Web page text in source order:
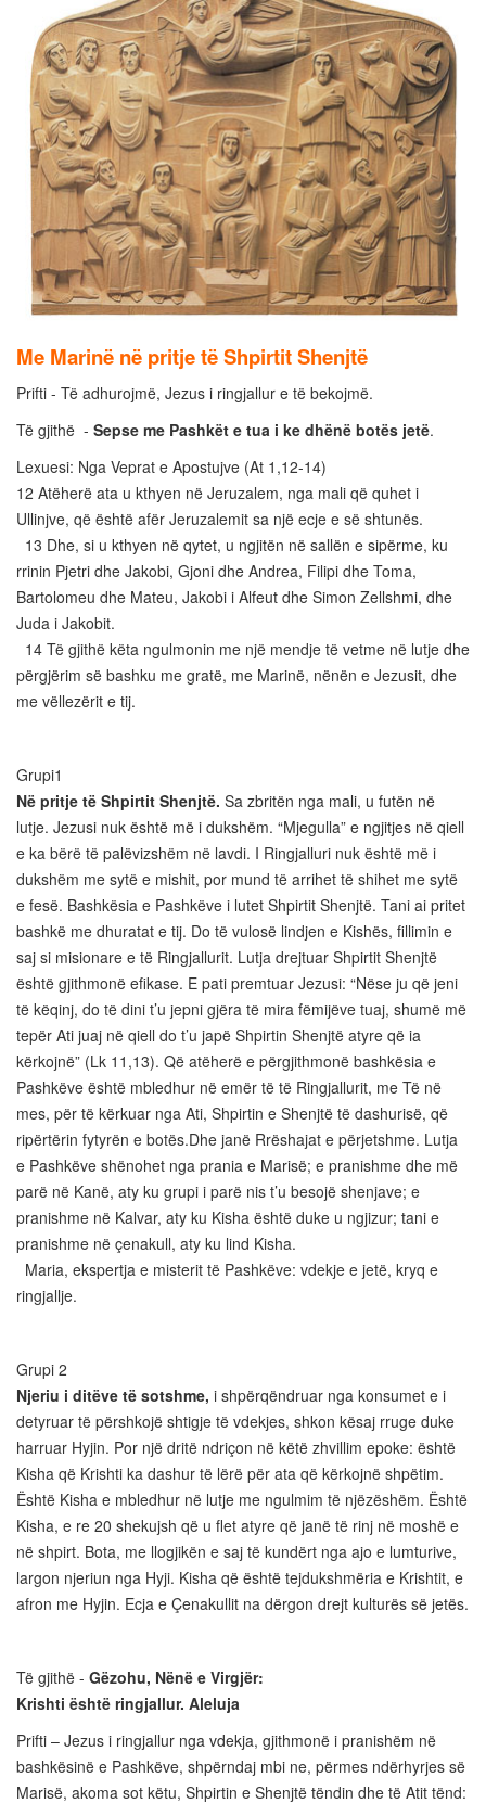
Me Marinë në pritje të Shpirtit Shenjtë
Prifti - Të adhurojmë, Jezus i ringjallur e të bekojmë.
Të gjithë - Sepse me Pashkët e tua i ke dhënë botës jetë.
Lexuesi: Nga Veprat e Apostujve (At 1,12-14)
12 Atëherë ata u kthyen në Jeruzalem, nga mali që quhet i
Ullinjve, që është afër Jeruzalemit sa një ecje e së shtunës.
13 Dhe, si u kthyen në qytet, u ngjitën në sallën e sipërme, ku
rrinin Pjetri dhe Jakobi, Gjoni dhe Andrea, Filipi dhe Toma,
Bartolomeu dhe Mateu, Jakobi i Alfeut dhe Simon Zellshmi, dhe
Juda i Jakobit.
14 Të gjithë këta ngulmonin me një mendje të vetme në lutje dhe
përgjërim së bashku me gratë, me Marinë, nënën e Jezusit, dhe
me vëllezërit e tij.
Grupi1
Në pritje të Shpirtit Shenjtë. Sa zbritën nga mali, u futën në
lutje. Jezusi nuk është më i dukshëm. “Mjegulla” e ngjitjes në qiell
e ka bërë të palëvizshëm në lavdi. I Ringjalluri nuk është më i
dukshëm me sytë e mishit, por mund të arrihet të shihet me sytë
e fesë. Bashkësia e Pashkëve i lutet Shpirtit Shenjtë. Tani ai pritet
bashkë me dhuratat e tij. Do të vulosë lindjen e Kishës, fillimin e
saj si misionare e të Ringjallurit. Lutja drejtuar Shpirtit Shenjtë
është gjithmonë efikase. E pati premtuar Jezusi: “Nëse ju që jeni
të këqinj, do të dini t’u jepni gjëra të mira fëmijëve tuaj, shumë më
tepër Ati juaj në qiell do t’u japë Shpirtin Shenjtë atyre që ia
kërkojnë” (Lk 11,13). Që atëherë e përgjithmonë bashkësia e
Pashkëve është mbledhur në emër të të Ringjallurit, me Të në
mes, për të kërkuar nga Ati, Shpirtin e Shenjtë të dashurisë, që
ripërtërin fytyrën e botës.Dhe janë Rrëshajat e përjetshme. Lutja
e Pashkëve shënohet nga prania e Marisë; e pranishme dhe më
parë në Kanë, aty ku grupi i parë nis t’u besojë shenjave; e
pranishme në Kalvar, aty ku Kisha është duke u ngjizur; tani e
pranishme në çenakull, aty ku lind Kisha.
Maria, ekspertja e misterit të Pashkëve: vdekje e jetë, kryq e
ringjallje.
Grupi 2
Njeriu i ditëve të sotshme, i shpërqëndruar nga konsumet e i
detyruar të përshkojë shtigje të vdekjes, shkon kësaj rruge duke
harruar Hyjin. Por një dritë ndriçon në këtë zhvillim epoke: është
Kisha që Krishti ka dashur të lërë për ata që kërkojnë shpëtim.
Është Kisha e mbledhur në lutje me ngulmim të njëzëshëm. Është
Kisha, e re 20 shekujsh që u flet atyre që janë të rinj në moshë e
në shpirt. Bota, me llogjikën e saj të kundërt nga ajo e lumturive,
largon njeriun nga Hyji. Kisha që është tejdukshmëria e Krishtit, e
afron me Hyjin. Ecja e Çenakullit na dërgon drejt kulturës së jetës.
Të gjithë - Gëzohu, Nënë e Virgjër:
Krishti është ringjallur. Aleluja
Prifti – Jezus i ringjallur nga vdekja, gjithmonë i pranishëm në
bashkësinë e Pashkëve, shpërndaj mbi ne, përmes ndërhyrjes së
Marisë, akoma sot këtu, Shpirtin e Shenjtë tëndin dhe të Atit tënd: